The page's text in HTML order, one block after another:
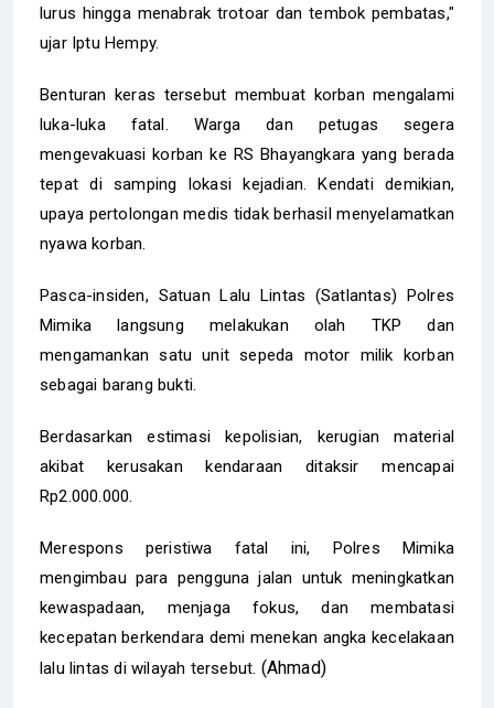
lurus hingga menabrak trotoar dan tembok pembatas,"
ujar Iptu Hempy.
Benturan keras tersebut membuat korban mengalami
luka-luka fatal. Warga dan petugas segera
mengevakuasi korban ke RS Bhayangkara yang berada
tepat di samping lokasi kejadian. Kendati demikian,
upaya pertolongan medis tidak berhasil menyelamatkan
nyawa korban.
Pasca-insiden, Satuan Lalu Lintas (Satlantas) Polres
Mimika langsung melakukan olah TKP dan
mengamankan satu unit sepeda motor milik korban
sebagai barang bukti.
Berdasarkan estimasi kepolisian, kerugian material
akibat kerusakan kendaraan ditaksir mencapai
Rp2.000.000.
Merespons peristiwa fatal ini, Polres Mimika
mengimbau para pengguna jalan untuk meningkatkan
kewaspadaan, menjaga fokus, dan membatasi
kecepatan berkendara demi menekan angka kecelakaan
lalu lintas di wilayah tersebut. (Ahmad)